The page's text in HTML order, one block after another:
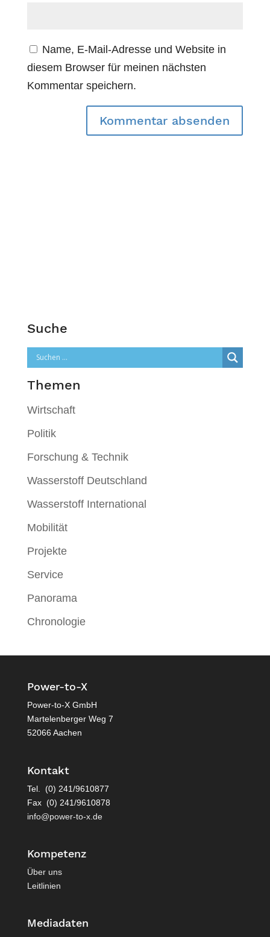
Name, E-Mail-Adresse und Website in
diesem Browser für meinen nächsten
Kommentar speichern.
Suche
Themen
Wirtschaft
Politik
Forschung & Technik
Wasserstoff Deutschland
Wasserstoff International
Mobilität
Projekte
Service
Panorama
Chronologie
Power-to-X
Power-to-X GmbH
Martelenberger Weg 7
52066 Aachen
Kontakt
Tel. (0) 241/9610877
Fax (0) 241/9610878
info@power-to-x.de
Kompetenz
Über uns
Leitlinien
Mediadaten